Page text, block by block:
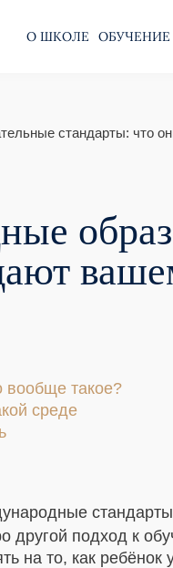
О ШКОЛЕ ОБУЧЕНИЕ
стандарты: что
вообще такое?
среде
другой подход к
на то, как